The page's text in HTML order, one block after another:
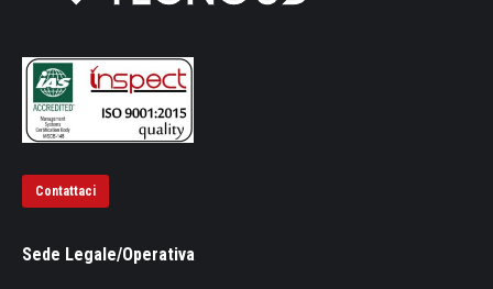
Contattaci
Sede Legale/Operativa